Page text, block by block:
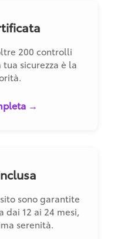
200 controlli
sicurezza è la
→
sono garantite
dai 12 ai 24 mesi,
serenità.